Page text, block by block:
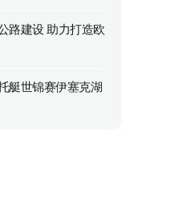
路建设 助力打造欧
艇世锦赛伊塞克湖